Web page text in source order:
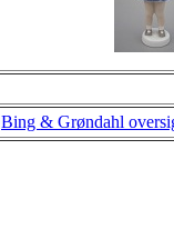
Bing & Grøndahl